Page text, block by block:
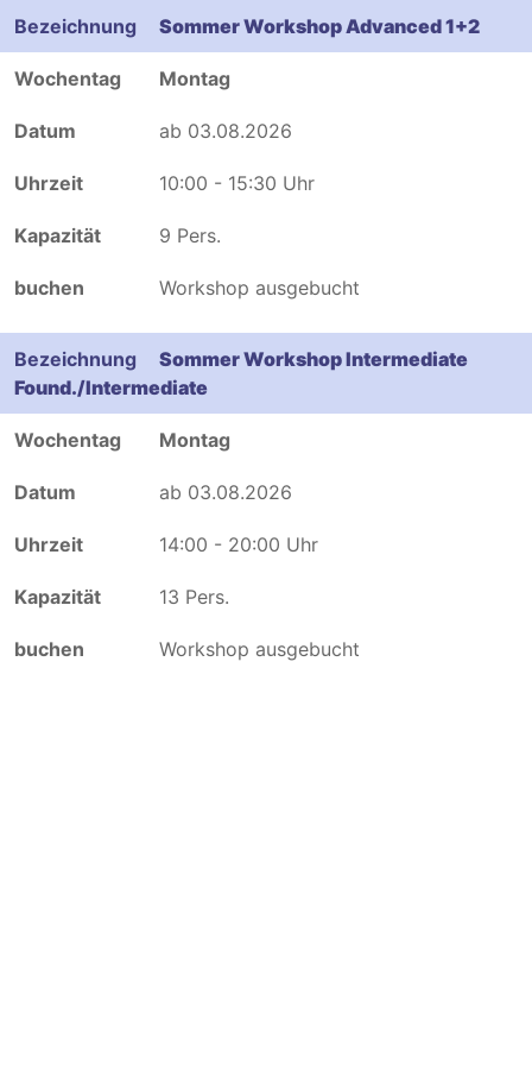
Sommer Workshop Advanced 1+2
Montag
ab 03.08.2026
10:00 - 15:30 Uhr
9 Pers.
Workshop ausgebucht
Sommer Workshop Intermediate
Found./Intermediate
Montag
ab 03.08.2026
14:00 - 20:00 Uhr
13 Pers.
Workshop ausgebucht